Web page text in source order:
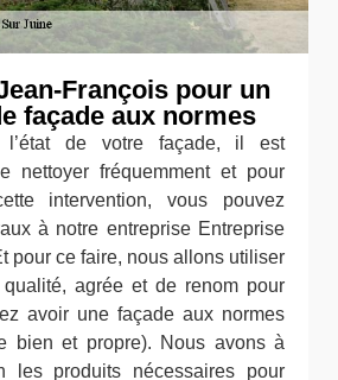
François pour un
façade aux normes
l’état de votre façade, il est
nettoyer fréquemment et pour
intervention, vous pouvez
à notre entreprise Entreprise
pour ce faire, nous allons utiliser
agrée et de renom pour
avoir une façade aux normes
bien et propre). Nous avons à
les produits nécessaires pour